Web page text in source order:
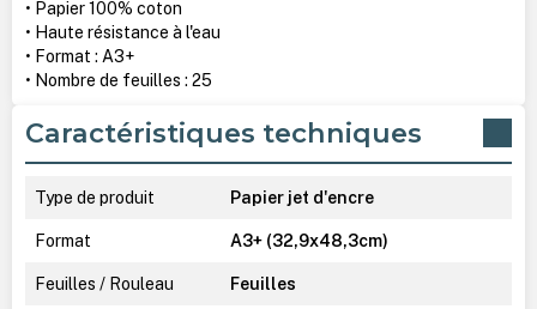
• Papier 100% coton
• Haute résistance à l'eau
• Format : A3+
• Nombre de feuilles : 25
Caractéristiques techniques
Type de produit Papier jet d'encre
Format A3+ (32,9x48,3cm)
Feuilles / Rouleau Feuilles